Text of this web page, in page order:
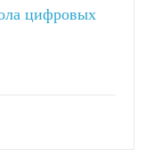
цифровых